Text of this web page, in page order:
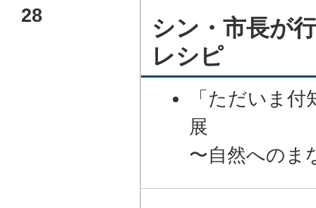
28
シン・市長が
レシピ
「ただいま
展
〜自然へのま